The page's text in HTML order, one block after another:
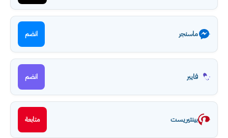
ماسنجر انضم
فايبر انضم
بينتيريست متابعة